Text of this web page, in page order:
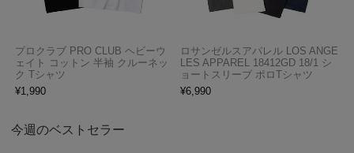
プロクラブ PRO CLUB ヘビーウ
ェイト コットン 半袖 クルーネッ
ク Tシャツ
¥1,990
ロサンゼルスアパレル LOS ANGE
LES APPAREL 18412GD 18/1 シ
ョートスリーブ ポロTシャツ
¥6,990
今週のベストセラー